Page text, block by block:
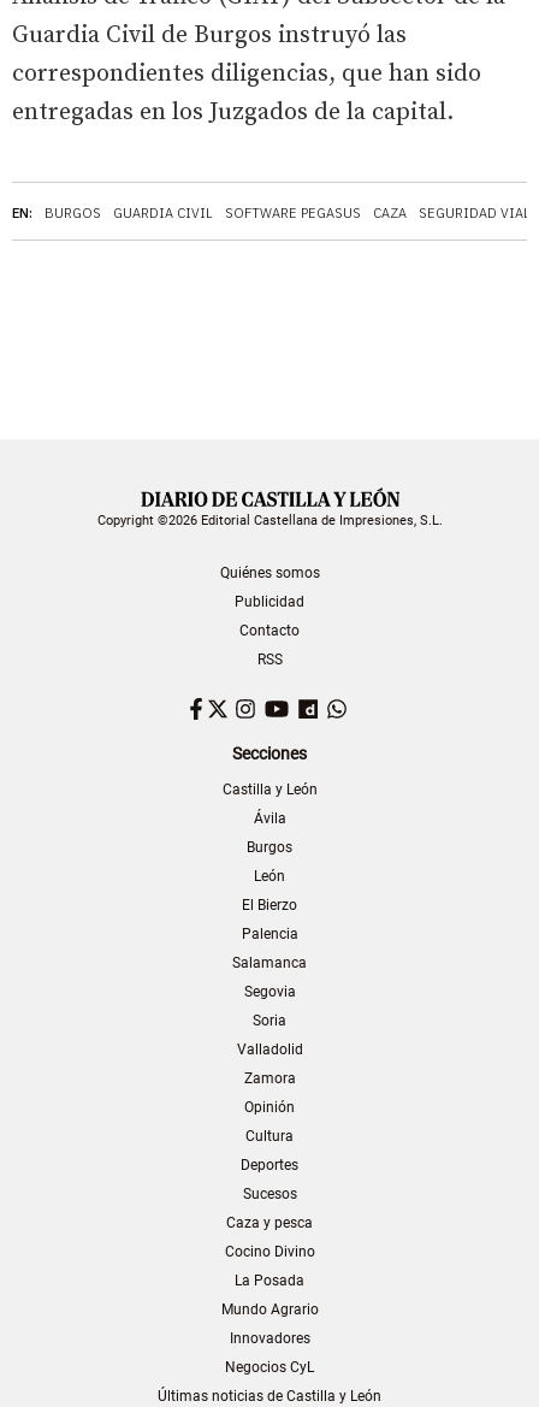
EN: BURGOS GUARDIA CIVIL SOFTWARE PEGASUS CAZA SEGURIDAD VIAL
Guardia Civil de Burgos instruyó las
correspondientes diligencias, que han sido
entregadas en los Juzgados de la capital.
Copyright ©2026 Editorial Castellana de Impresiones, S.L.
Quiénes somos
Publicidad
Contacto
RSS
Facebook
TwitterInstagram
YouTubeDailymotion
Secciones
Castilla y León
Ávila
Burgos
León
El Bierzo
Palencia
Salamanca
Segovia
Soria
Valladolid
Zamora
Opinión
Cultura
Deportes
Sucesos
Caza y pesca
Cocino Divino
La Posada
Mundo Agrario
Innovadores
Negocios CyL
Últimas noticias de Castilla y León